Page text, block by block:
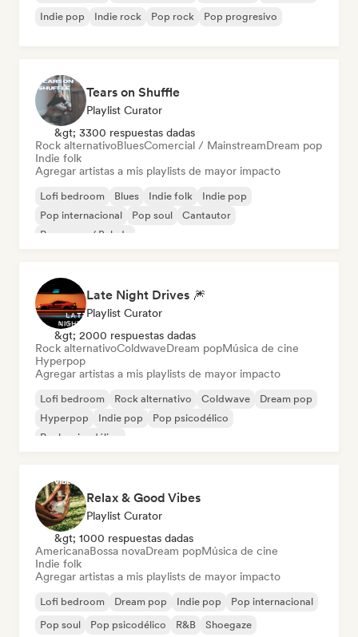
Indie pop
Indie rock Pop rock Pop progresivo
Tears on Shuffle
Playlist Curator
&gt; 3300 respuestas dadas
Rock alternativoBluesComercial / MainstreamDream pop
Indie folk
Agregar artistas a mis playlists de mayor impacto
Lofi bedroom Blues Indie folk
Indie pop
Pop internacional
Pop soul
Cantautor
Pop suave / Balada
Late Night Drives 🎆
Playlist Curator
&gt; 2000 respuestas dadas
Rock alternativoColdwaveDream popMúsica de cine
Hyperpop
Agregar artistas a mis playlists de mayor impacto
Lofi bedroom Rock alternativo Coldwave
Dream pop
Hyperpop
Indie pop
Pop psicodélico
Rock psicodélico
Relax & Good Vibes
Playlist Curator
&gt; 1000 respuestas dadas
AmericanaBossa novaDream popMúsica de cine
Indie folk
Agregar artistas a mis playlists de mayor impacto
Lofi bedroom Dream pop Indie pop
Pop internacional
Pop soul
Pop psicodélico R&B Shoegaze